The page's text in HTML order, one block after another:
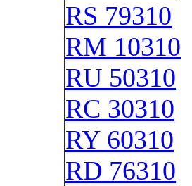
RS 79310
RM 10310
RU 50310
RC 30310
RY 60310
RD 76310